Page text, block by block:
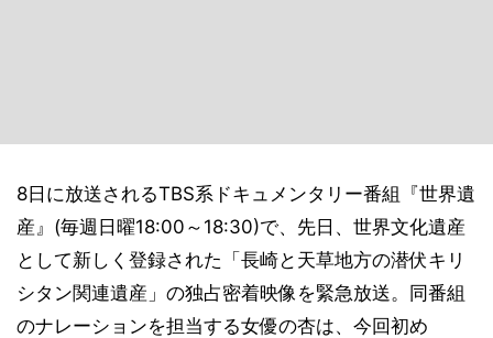
8日に放送されるTBS系ドキュメンタリー番組『世界遺
産』(毎週日曜18:00～18:30)で、先日、世界文化遺産
として新しく登録された「長崎と天草地方の潜伏キリ
シタン関連遺産」の独占密着映像を緊急放送。同番組
のナレーションを担当する女優の杏は、今回初め